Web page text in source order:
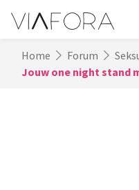
Home Forum
Jouw one night stand